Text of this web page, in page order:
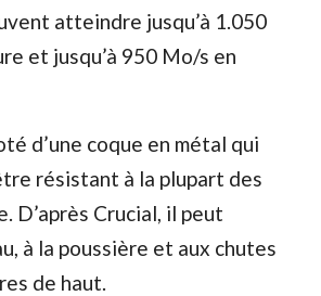
atteindre jusqu’à 1.050
et jusqu’à 950 Mo/s en
d’une coque en métal qui
résistant à la plupart des
D’après Crucial, il peut
à la poussière et aux chutes
de haut.